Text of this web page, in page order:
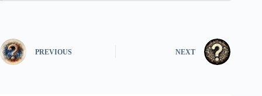
PREVIOUS NEXT